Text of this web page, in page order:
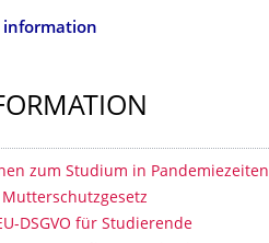
information
zum Studium in Pandemiezeiten
DSGVO für Studierende